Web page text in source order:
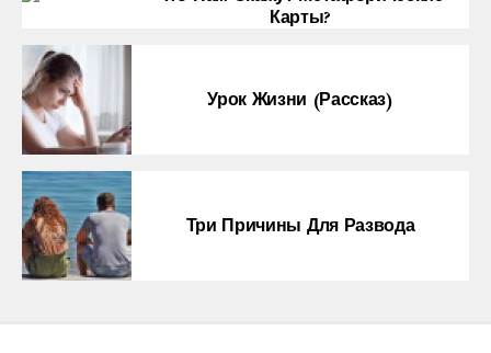
Карты?
Урок Жизни (рассказ)
Три Причины Для Развода